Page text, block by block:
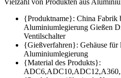
{Produktname}: China Fabrik
Aluminiumlegierung Gießen
Ventilschalter
{Gießverfahren}: Gehäuse für
Aluminiumlegierung
{Material des Produkts}: